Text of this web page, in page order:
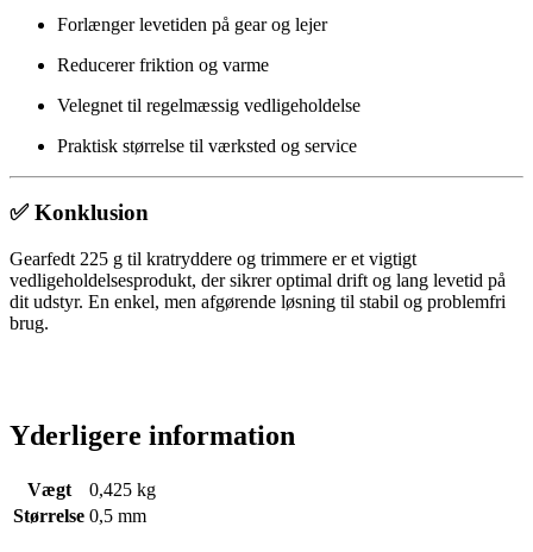
Forlænger levetiden på gear og lejer
Reducerer friktion og varme
Velegnet til regelmæssig vedligeholdelse
Praktisk størrelse til værksted og service
✅ Konklusion
Gearfedt 225 g til kratryddere og trimmere er et vigtigt
vedligeholdelsesprodukt, der sikrer optimal drift og lang levetid på
dit udstyr. En enkel, men afgørende løsning til stabil og problemfri
brug.
Yderligere information
Vægt
0,425 kg
Størrelse 0,5 mm